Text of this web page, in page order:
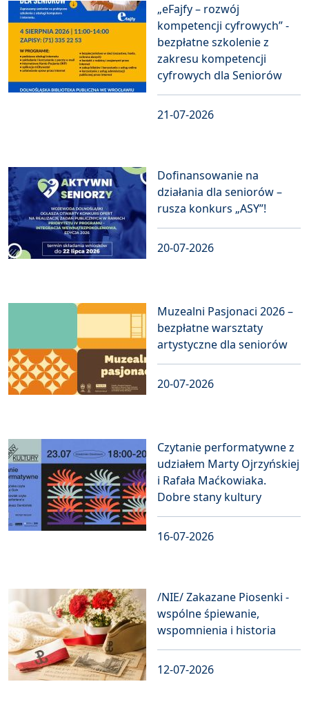
„eFajfy – rozwój
kompetencji cyfrowych” -
bezpłatne szkolenie z
zakresu kompetencji
cyfrowych dla Seniorów
21-07-2026
Dofinansowanie na
działania dla seniorów –
rusza konkurs „ASY”!
20-07-2026
Muzealni Pasjonaci 2026 –
bezpłatne warsztaty
artystyczne dla seniorów
20-07-2026
Czytanie performatywne z
udziałem Marty Ojrzyńskiej
i Rafała Maćkowiaka.
Dobre stany kultury
16-07-2026
/NIE/ Zakazane Piosenki -
wspólne śpiewanie,
wspomnienia i historia
12-07-2026